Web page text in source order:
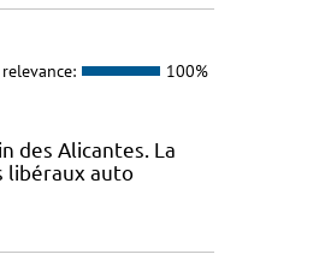
relevance: 100%
des Alicantes. La
libéraux auto